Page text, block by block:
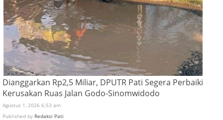
Dianggarkan Rp2,5 Miliar, DPUTR Pati Segera Perbaiki
Kerusakan Ruas Jalan Godo-Sinomwidodo
Agustus 1, 2026 6:53 am
Published by Redaksi Pati